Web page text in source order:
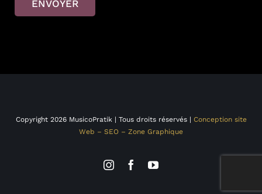
ENVOYER
Copyright 2026 MusicoPratik | Tous droits réservés | Conception site
Web – SEO – Zone Graphique